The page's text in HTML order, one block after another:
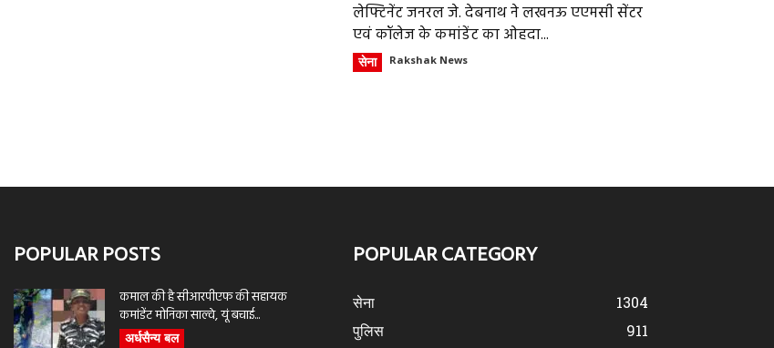
लेफ्टिनेंट जनरल जे. देबनाथ ने लखनऊ एएमसी सेंटर
एवं कॉलेज के कमांडेंट का ओहदा...
सेना Rakshak News
POPULAR POSTS
कमाल की है सीआरपीएफ की सहायक
कमांडेंट मोनिका साल्वे, यूं बचाई...
अर्धसैन्य बल
POPULAR CATEGORY
सेना
1304
पुलिस
911